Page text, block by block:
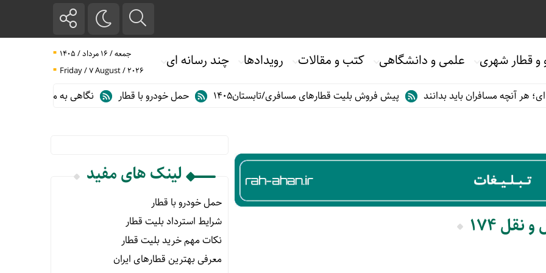
و قطار شهری علمی و دانشگاهی کتب و مقالات رویدادها چند رسانه ای
جمعه / ۱۶ مرداد / ۱۴۰۵
Friday / 7 August / 2026
آنچه مسافران باید بدانند پیش فروش بلیت قطارهای مسافری/تابستان۱۴۰۵ حمل خودرو با قطار نگاهی به مهم ترین آمارهای حمل
174
لینک های مفید
حمل خودرو با قطار
شرایط استرداد بلیت قطار
نکات مهم خرید بلیت قطار
معرفی بهترین قطارهای ایران